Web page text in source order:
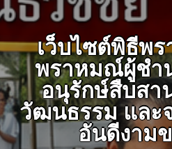
เว็บไซต์พิธีพ
พราหมณ์ผู้ชำ
อนุรักษ์สืบสา
วัฒนธรรม และ
อันดีงาม